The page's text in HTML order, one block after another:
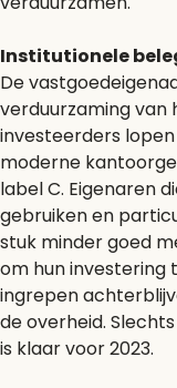
Institutionele
De
verduurzaming van
investeerders
moderne
label C. Eigenaren
gebruiken en
stuk minder goed
om hun investering
ingrepen
de overheid.
is klaar voor 2023.